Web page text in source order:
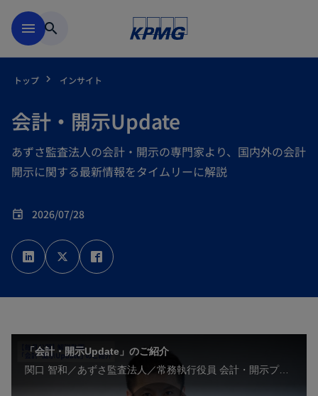
menu search
トップ インサイト
会計・開示Update
あずさ監査法人の会計・開示の専門家より、国内外の会計
開示に関する最新情報をタイムリーに解説
event 2026/07/28
新
し
い
タ
新
し
い
タ
し
い
「会計・開示Update」のご紹介
関口 智和／あずさ監査法人／常務執行役員 会計・開示プラクティス部長